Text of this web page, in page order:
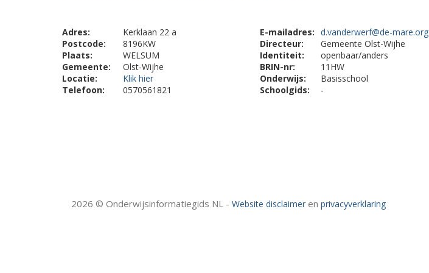
Adres:
Kerklaan 22 a
Postcode:
8196KW
Plaats:
WELSUM
Gemeente:
Olst-Wijhe
Locatie:
Klik hier
Telefoon:
0570561821
E-mailadres: d.vanderwerf@de-mare.org
Directeur:
Gemeente Olst-Wijhe
Identiteit:
openbaar/anders
BRIN-nr:
11HW
Onderwijs:
Basisschool
Schoolgids:
-
2026 © Onderwijsinformatiegids NL - Website disclaimer en privacyverklaring